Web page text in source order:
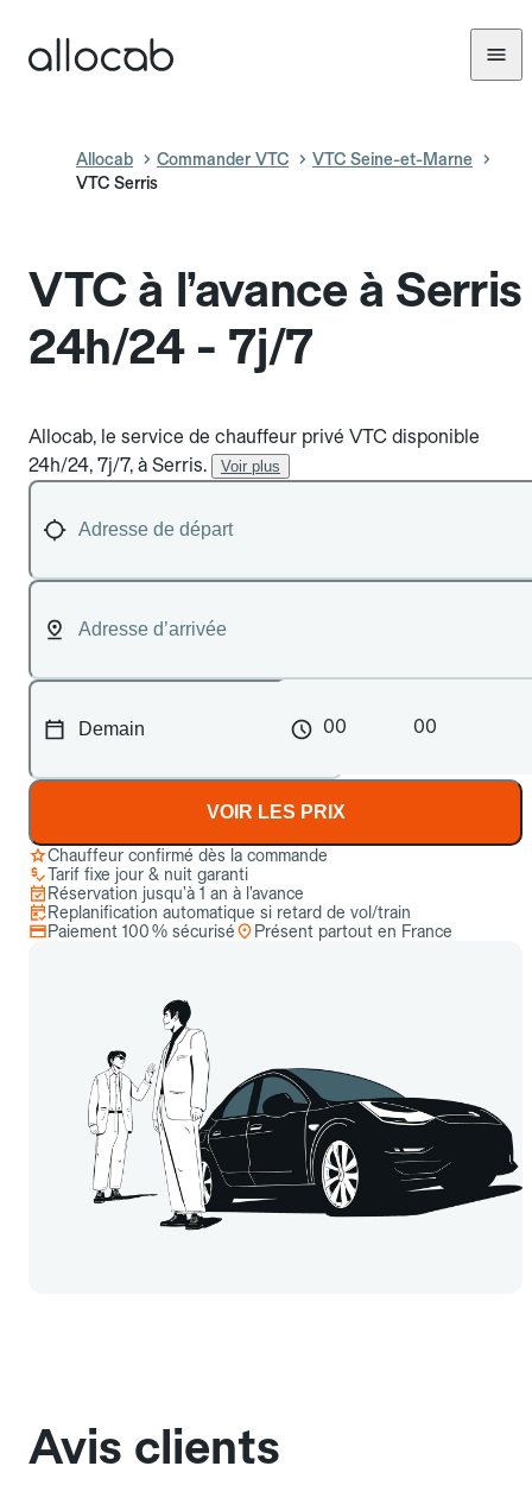
Allocab Commander VTC
VTC Seine-et-Marne
VTC Serris
VTC à l’avance à Serris
24h/24 - 7j/7
Allocab, le service de chauffeur privé VTC disponible
24h/24, 7j/7, à Serris.
Voir plus
00 00
VOIR LES PRIX
Chauffeur confirmé dès la commande
Tarif fixe jour & nuit garanti
Réservation jusqu’à 1 an à l’avance
Replanification automatique si retard de vol/train
Paiement 100 % sécurisé
Présent partout en France
Avis clients